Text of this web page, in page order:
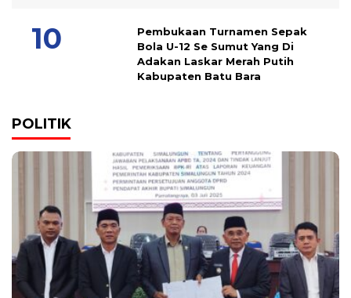
Pembukaan Turnamen Sepak
Bola U-12 Se Sumut Yang Di
Adakan Laskar Merah Putih
Kabupaten Batu Bara
POLITIK